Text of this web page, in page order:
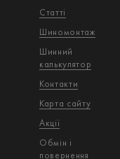
Статті
Шиномонтаж
Шинний
калькулятор
Контакти
Карта сайту
Акції
Обмін і
повернення